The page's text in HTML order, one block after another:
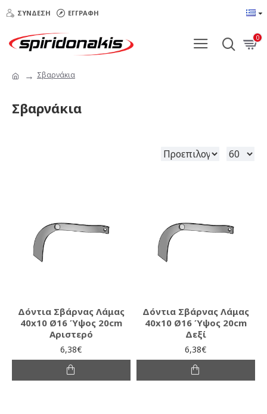
ΣΎΝΔΕΣΗ ΕΓΓΡΑΦΉ
0
Σβαρνάκια
Σβαρνάκια
Δόντια Σβάρνας Λάμας
40x10 Ø16 Ύψος 20cm
Αριστερό
6,38€
Δόντια Σβάρνας Λάμας
40x10 Ø16 Ύψος 20cm
Δεξί
6,38€